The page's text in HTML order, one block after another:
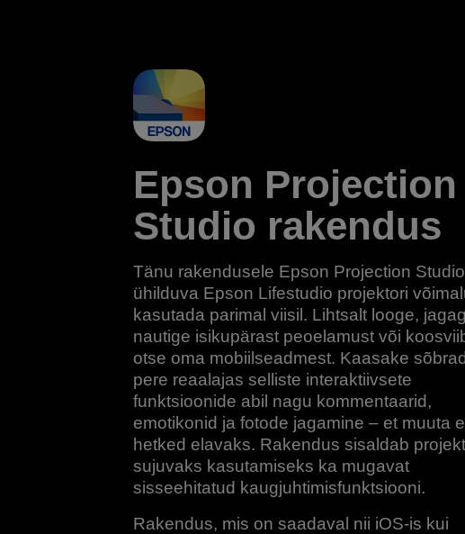
Epson Projection
Studio rakendus
Tänu rakendusele Epson Projection
ühilduva Epson Lifestudio projektori
kasutada parimal viisil. Lihtsalt looge,
nautige isikupärast peoelamust või
otse oma mobiilseadmest. Kaasake
pere reaalajas selliste interaktiivsete
funktsioonide abil nagu kommentaarid,
emotikonid ja fotode jagamine – et muuta
hetked elavaks. Rakendus sisaldab
sujuvaks kasutamiseks ka mugavat
sisseehitatud kaugjuhtimisfunktsiooni.
Rakendus, mis on saadaval nii iOS-is kui